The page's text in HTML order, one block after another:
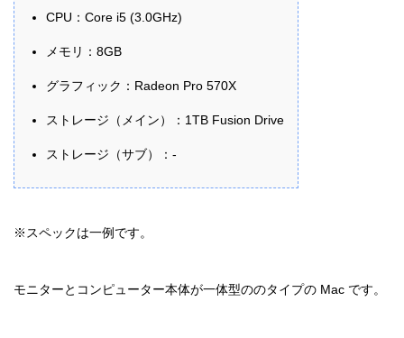
CPU：Core i5 (3.0GHz)
メモリ：8GB
グラフィック：Radeon Pro 570X
ストレージ（メイン）：1TB Fusion Drive
ストレージ（サブ）：-
※スペックは一例です。
モニターとコンピューター本体が一体型ののタイプの Mac です。